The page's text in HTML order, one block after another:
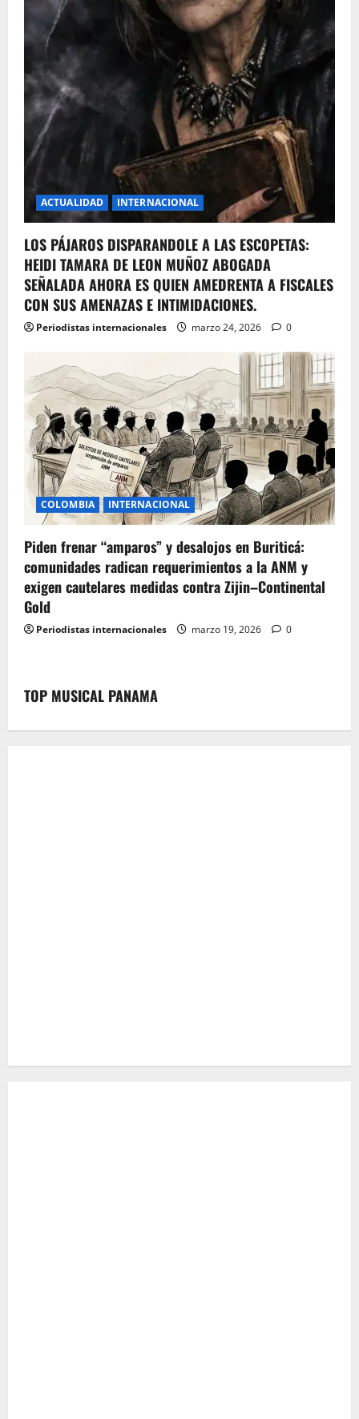
ACTUALIDAD INTERNACIONAL
LOS PÁJAROS DISPARANDOLE A LAS ESCOPETAS:
HEIDI TAMARA DE LEON MUÑOZ ABOGADA
SEÑALADA AHORA ES QUIEN AMEDRENTA A FISCALES
CON SUS AMENAZAS E INTIMIDACIONES.
Periodistas internacionales marzo 24, 2026 0
COLOMBIA INTERNACIONAL
Piden frenar “amparos” y desalojos en Buriticá:
comunidades radican requerimientos a la ANM y
exigen cautelares medidas contra Zijin–Continental
Gold
Periodistas internacionales marzo 19, 2026 0
TOP MUSICAL PANAMA